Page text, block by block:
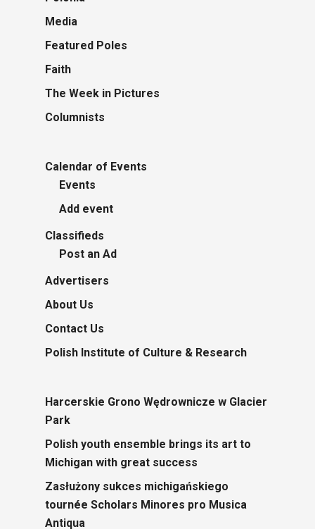
Media
Featured Poles
Faith
The Week in Pictures
Columnists
Calendar of Events
Events
Add event
Classifieds
Post an Ad
Advertisers
About Us
Contact Us
Polish Institute of Culture & Research
Harcerskie Grono Wędrownicze w Glacier
Park
Polish youth ensemble brings its art to
Michigan with great success
Zasłużony sukces michigańskiego
tournée Scholars Minores pro Musica
Antiqua